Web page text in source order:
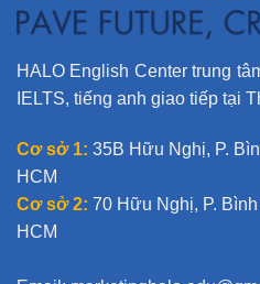
HALO English Center trung
IELTS, tiếng anh giao tiếp tại
Cơ sở 1: 35B Hữu Nghị, P.
HCM
Cơ sở 2: 70 Hữu Nghị, P.
HCM